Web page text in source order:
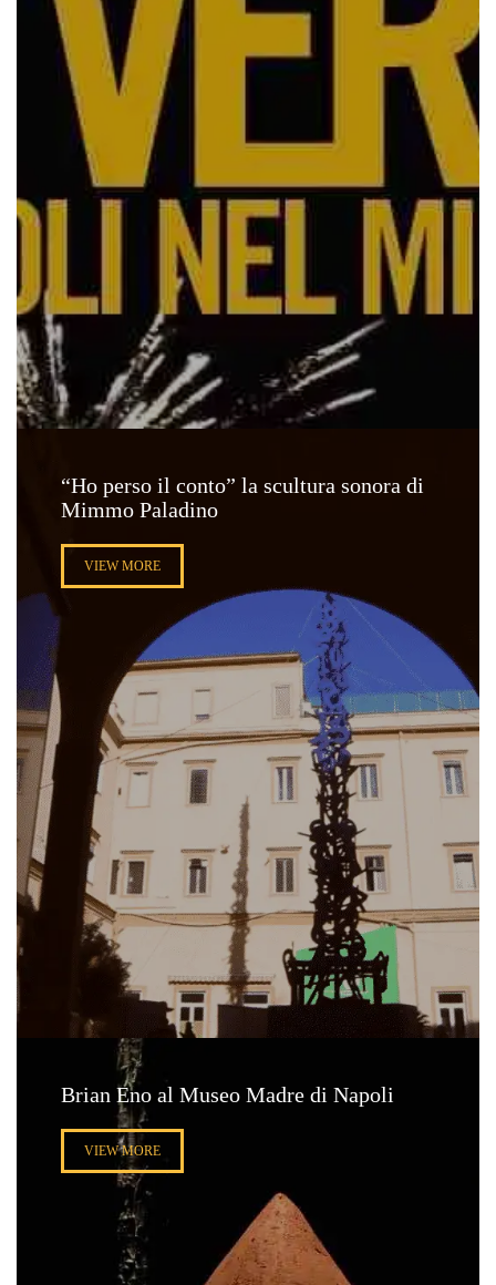
“Ho perso il conto” la scultura sonora di
Mimmo Paladino
VIEW MORE
Brian Eno al Museo Madre di Napoli
VIEW MORE